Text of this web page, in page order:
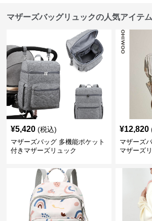
マザーズバッグリュックの人気アイテム
¥5,420 (税込)
マザーズバッグ 多機能ポケット
付きマザーズリュック
¥12,820
マザーズ
マザーズ